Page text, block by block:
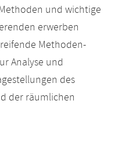
und wichtige
erwerben
Methoden-
Analyse und
des
der räumlichen